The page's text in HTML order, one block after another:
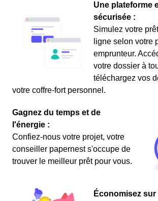
Une plateforme
sécurisée :
Simulez votre
ligne selon votre
emprunteur.
votre dossier à
téléchargez vos
votre coffre-fort personnel.
Gagnez du temps et de
l'énergie :
Confiez-nous votre projet, votre
conseiller papernest s'occupe de
trouver le meilleur prêt pour vous.
Économisez